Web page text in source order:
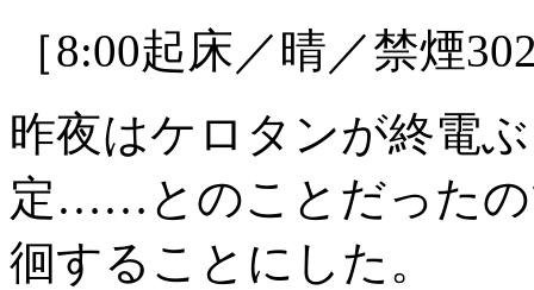
［8:00起床／晴／禁煙
昨夜はケロタンが終電
定……とのことだったの
徊することにした。